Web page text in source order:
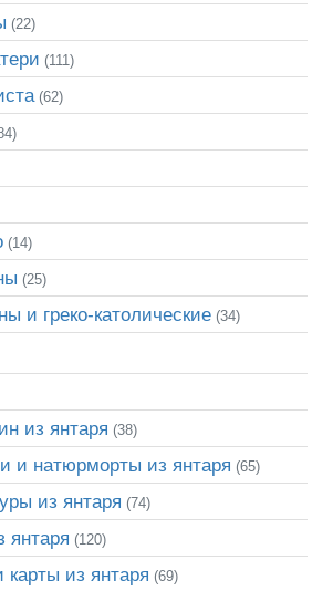
(22)
(111)
(62)
(14)
(25)
и греко-католические(34)
из янтаря (38)
и натюрморты из янтаря (65)
из янтаря (74)
янтаря (120)
из янтаря (69)